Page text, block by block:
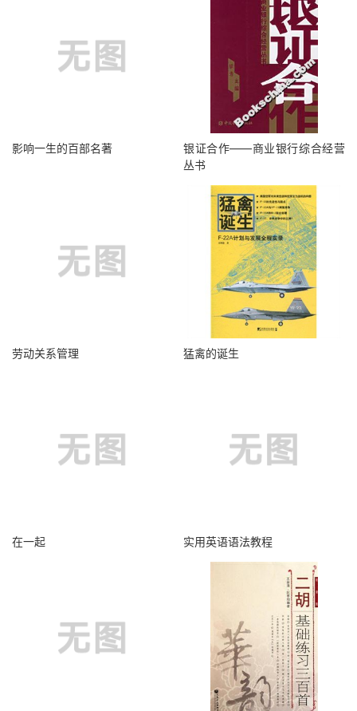
影响一生的百部名著
银证合作——商业银行综合经营
丛书
劳动关系管理 猛禽的诞生
在一起 实用英语语法教程